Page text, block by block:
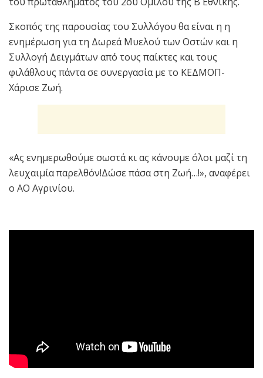
Σκοπός της παρουσίας του Συλλόγου θα είναι η η
ενημέρωση για τη Δωρεά Μυελού των Οστών και η
Συλλογή Δειγμάτων από τους παίκτες και τους
φιλάθλους πάντα σε συνεργασία με το ΚΕΔΜΟΠ-
Χάρισε Ζωή.
«Ας ενημερωθούμε σωστά κι ας κάνουμε όλοι μαζί τη
λευχαιμία παρελθόν!Δώσε πάσα στη Ζωή…!», αναφέρει
ο ΑΟ Αγρινίου.